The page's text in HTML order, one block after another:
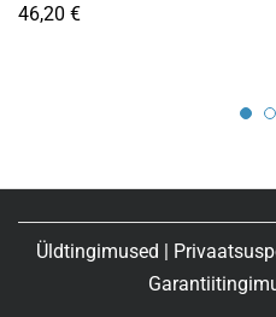
46,20 €
Üldtingimused